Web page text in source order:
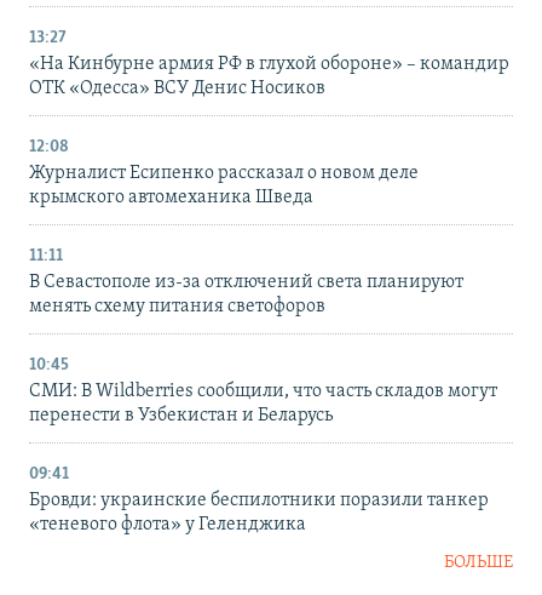
13:27
«На Кинбурне армия РФ в глухой обороне» – командир
ОТК «Одесса» ВСУ Денис Носиков
12:08
Журналист Есипенко рассказал о новом деле
крымского автомеханика Шведа
11:11
В Севастополе из-за отключений света планируют
менять схему питания светофоров
10:45
СМИ: В Wildberries сообщили, что часть складов могут
перенести в Узбекистан и Беларусь
09:41
Бровди: украинские беспилотники поразили танкер
«теневого флота» у Геленджика
БОЛЬШЕ